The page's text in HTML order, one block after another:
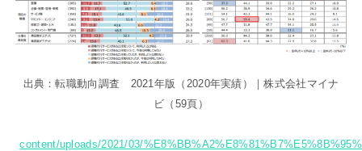
出典：転職動向調査 2021年版（2020年実績）｜株式会社マイナ
ビ（59頁）
content/uploads/2021/03/